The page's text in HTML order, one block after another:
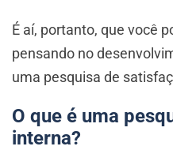
É aí, portanto, que você
pensando no
uma pesquisa de
O que é uma
interna?